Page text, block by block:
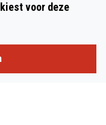
voor deze